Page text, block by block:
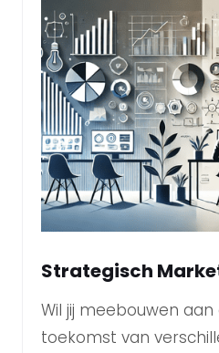
Strategisch
Wil jij meebouwen
toekomst van